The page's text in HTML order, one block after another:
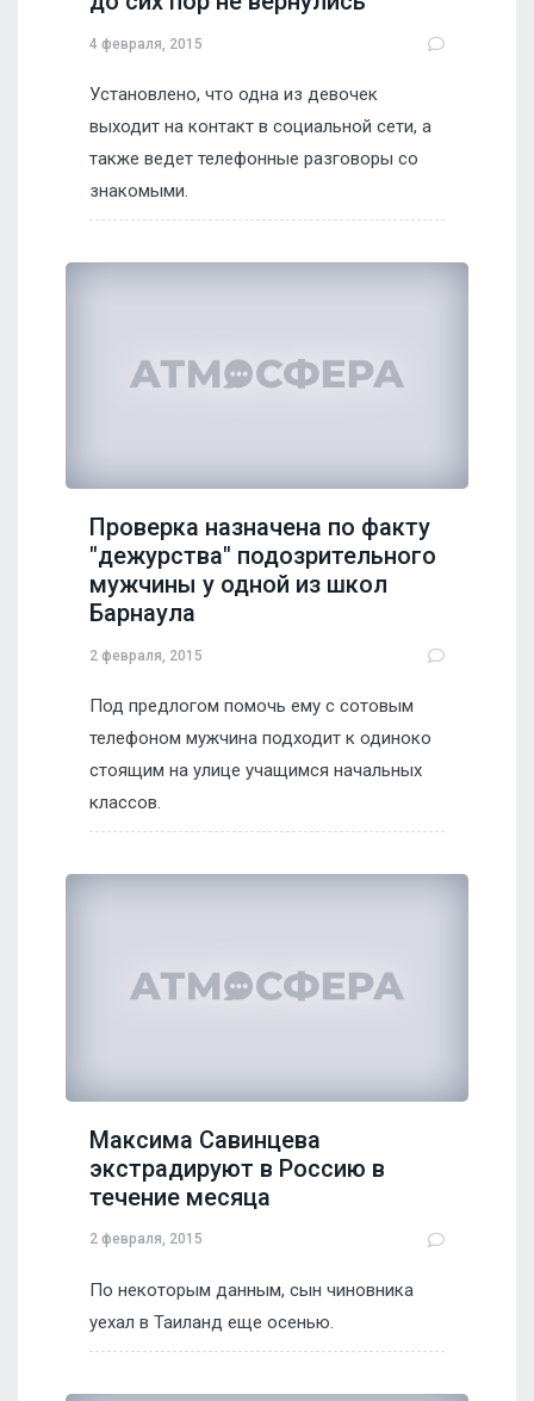
4 февраля, 2015
Установлено, что одна из девочек
выходит на контакт в социальной сети, а
также ведет телефонные разговоры со
знакомыми.
Проверка назначена по факту
"дежурства" подозрительного
мужчины у одной из школ
Барнаула
2 февраля, 2015
Под предлогом помочь ему с сотовым
телефоном мужчина подходит к одиноко
стоящим на улице учащимся начальных
классов.
Максима Савинцева
экстрадируют в Россию в
течение месяца
2 февраля, 2015
По некоторым данным, сын чиновника
уехал в Таиланд еще осенью.